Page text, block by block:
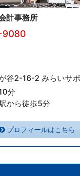
計事務所
谷2-16-2 みらいサ
分
から徒歩5分
プロフィールはこちら